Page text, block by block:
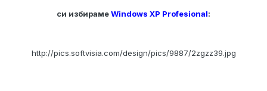
си избирамеWindows XP Profesional:
http://pics.softvisia.com/design/pics/9887/2zgzz39.jpg